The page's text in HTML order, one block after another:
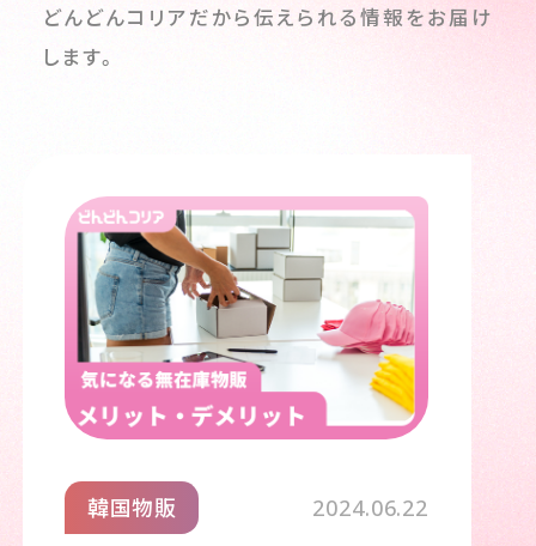
どんどんコリアだから伝えられる情報をお届け
します。
韓国物販 2024.06.22